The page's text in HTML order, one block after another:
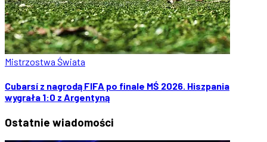
Mistrzostwa Świata
Cubarsí z nagrodą FIFA po finale MŚ 2026. Hiszpania
wygrała 1:0 z Argentyną
Ostatnie wiadomości